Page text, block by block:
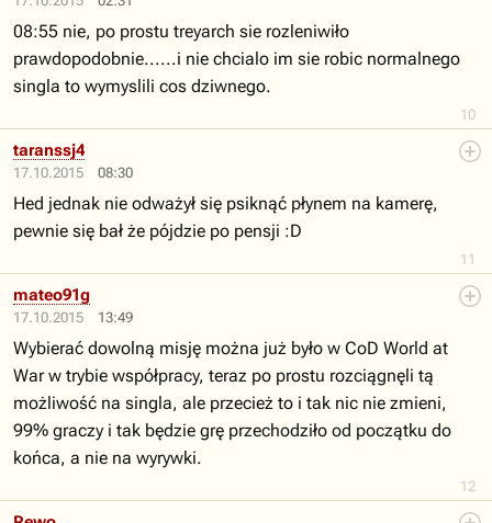
10
08:55 nie, po prostu treyarch sie rozleniwiło
prawdopodobnie......i nie chcialo im sie robic normalnego
singla to wymyslili cos dziwnego.
17.10.2015 08:30
11
taranssj4
Hed jednak nie odważył się psiknąć płynem na kamerę,
pewnie się bał że pójdzie po pensji :D
17.10.2015 13:49
12
mateo91g
Wybierać dowolną misję można już było w CoD World at
War w trybie współpracy, teraz po prostu rozciągnęli tą
możliwość na singla, ale przecież to i tak nic nie zmieni,
99% graczy i tak będzie grę przechodziło od początku do
końca, a nie na wyrywki.